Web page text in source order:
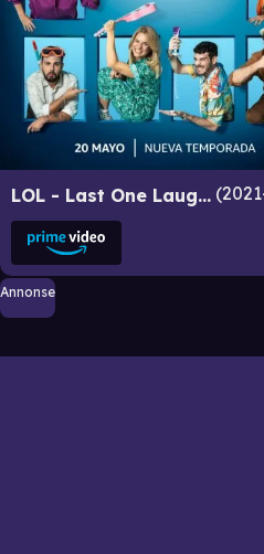
LOL - Last One Laughing Spain
Annonse